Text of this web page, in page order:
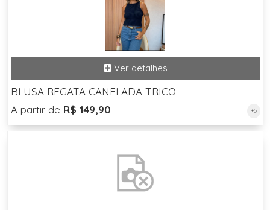
BLUSA REGATA CANELADA TRICO
A partir de R$ 149,90 +5